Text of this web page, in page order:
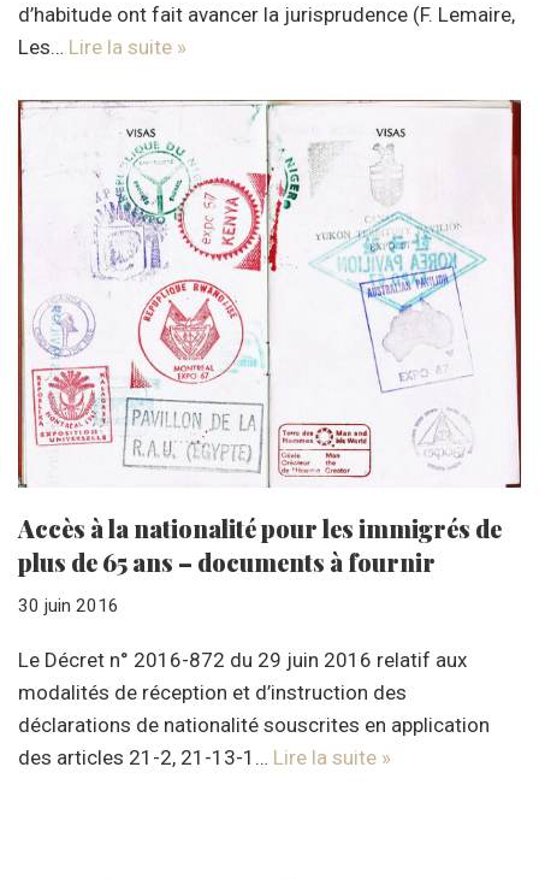
d’habitude ont fait avancer la jurisprudence (F. Lemaire,
Les… Lire la suite »
Accès à la nationalité pour les immigrés de
plus de 65 ans – documents à fournir
30 juin 2016
Le Décret n° 2016-872 du 29 juin 2016 relatif aux
modalités de réception et d’instruction des
déclarations de nationalité souscrites en application
des articles 21-2, 21-13-1… Lire la suite »